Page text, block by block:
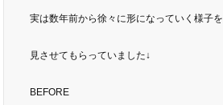
実は数年前から徐々に形になっていく様子を
見させてもらっていました↓
BEFORE